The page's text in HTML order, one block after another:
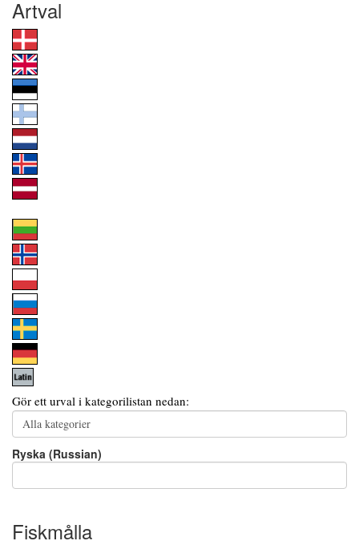
Artval
Gör ett urval i kategorilistan nedan:
Ryska (Russian)
Fiskmålla